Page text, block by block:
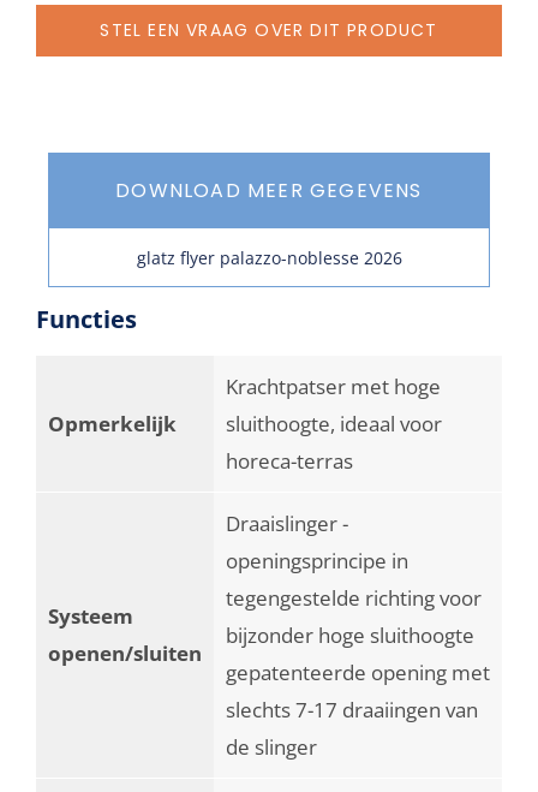
STEL EEN VRAAG OVER DIT PRODUCT
DOWNLOAD MEER GEGEVENS
glatz flyer palazzo-noblesse 2026
Functies
Opmerkelijk
Krachtpatser met hoge
sluithoogte, ideaal voor
horeca-terras
Systeem
openen/sluiten
Draaislinger -
openingsprincipe in
tegengestelde richting voor
bijzonder hoge sluithoogte
gepatenteerde opening met
slechts 7-17 draaiingen van
de slinger